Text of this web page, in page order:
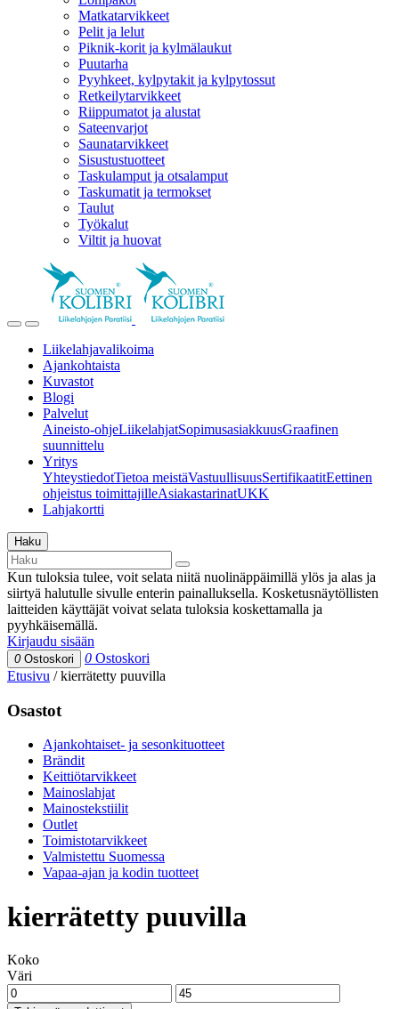
Matkatarvikkeet
Pelit ja lelut
Piknik-korit ja kylmälaukut
Puutarha
Pyyhkeet, kylpytakit ja kylpytossut
Retkeilytarvikkeet
Riippumatot ja alustat
Sateenvarjot
Saunatarvikkeet
Sisustustuotteet
Taskulamput ja otsalamput
Taskumatit ja termokset
Taulut
Työkalut
Viltit ja huovat
Liikelahjavalikoima
Ajankohtaista
Kuvastot
Blogi
Palvelut
Aineisto-ohjeLiikelahjatSopimusasiakkuusGraafinen
suunnittelu
Yritys
YhteystiedotTietoa meistäVastuullisuusSertifikaatitEettinen
ohjeistus toimittajilleAsiakastarinatUKK
Lahjakortti
Haku
Kun tuloksia tulee, voit selata niitä nuolinäppäimillä ylös ja alas ja
siirtyä halutulle sivulle enterin painalluksella. Kosketusnäytöllisten
laitteiden käyttäjät voivat selata tuloksia koskettamalla ja
pyyhkäisemällä.
Kirjaudu sisään
0 Ostoskori 0 Ostoskori
Etusivu /kierrätetty puuvilla
Osastot
Ajankohtaiset- ja sesonkituotteet
Brändit
Keittiötarvikkeet
Mainoslahjat
Mainostekstiilit
Outlet
Toimistotarvikkeet
Valmistettu Suomessa
Vapaa-ajan ja kodin tuotteet
kierrätetty puuvilla
Koko
Väri